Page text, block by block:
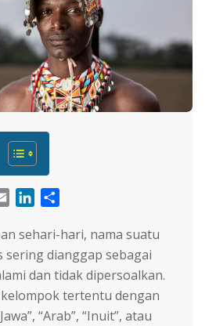
Email LinkedIn
sehari-hari, nama suatu
sering dianggap sebagai
dan tidak dipersoalkan.
tertentu dengan
“Arab”, “Inuit”, atau